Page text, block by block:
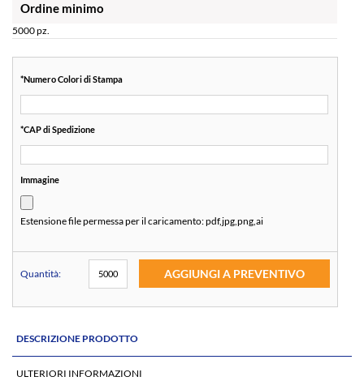
Ordine minimo
5000 pz.
*Numero Colori di Stampa
*CAP di Spedizione
Immagine
Estensione file permessa per il caricamento:pdf,jpg,png,ai
Quantità: AGGIUNGI A PREVENTIVO
DESCRIZIONE PRODOTTO
ULTERIORI INFORMAZIONI